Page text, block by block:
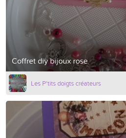
Coffret diy bijoux rose
Les P'tits doigts créateurs